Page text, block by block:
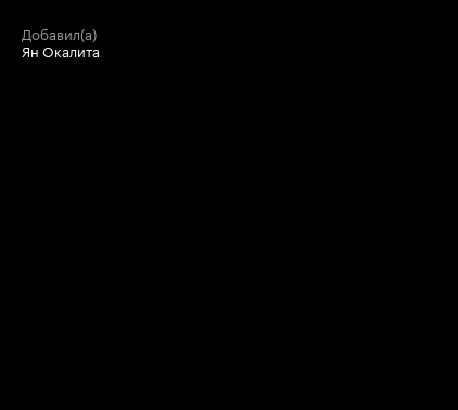
добавил(а)
Ян Окалита